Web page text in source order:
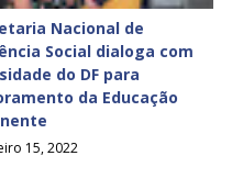
Nacional de
Social dialoga com
do DF para
da Educação
15, 2022